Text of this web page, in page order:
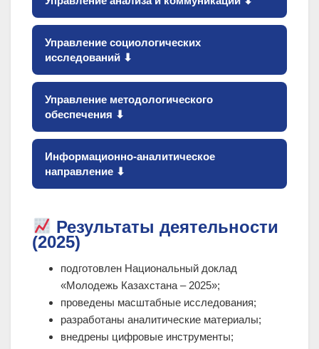
Управление социологических
исследований ⬇
Управление методологического
обеспечения ⬇
Информационно-аналитическое
направление ⬇
Результаты деятельности
(2025)
подготовлен Национальный доклад
«Молодежь Казахстана – 2025»;
проведены масштабные исследования;
разработаны аналитические материалы;
внедрены цифровые инструменты;